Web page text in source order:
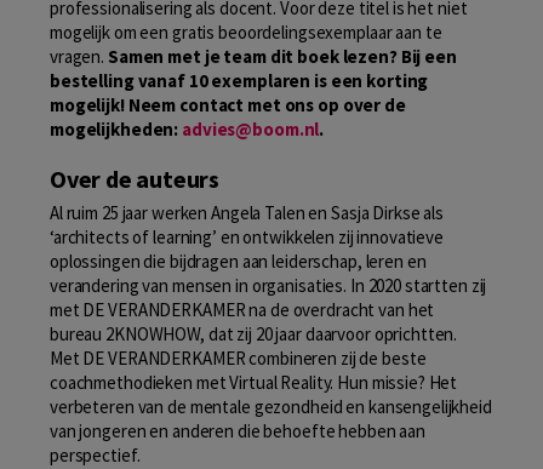
professionalisering als docent. Voor deze titel is het niet
mogelijk om een gratis beoordelingsexemplaar aan te
vragen. Samen met je team dit boek lezen? Bij een
bestelling vanaf 10 exemplaren is een korting
mogelijk! Neem contact met ons op over de
mogelijkheden: advies@boom.nl.
Over de auteurs
Al ruim 25 jaar werken Angela Talen en Sasja Dirkse als
‘architects of learning’ en ontwikkelen zij innovatieve
oplossingen die bijdragen aan leiderschap, leren en
verandering van mensen in organisaties. In 2020 startten zij
met DE VERANDERKAMER na de overdracht van het
bureau 2KNOWHOW, dat zij 20 jaar daarvoor oprichtten.
Met DE VERANDERKAMER combineren zij de beste
coachmethodieken met Virtual Reality. Hun missie? Het
verbeteren van de mentale gezondheid en kansengelijkheid
van jongeren en anderen die behoefte hebben aan
perspectief.